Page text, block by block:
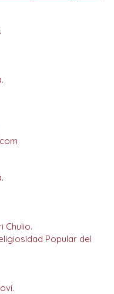
Chulio.
Popular del